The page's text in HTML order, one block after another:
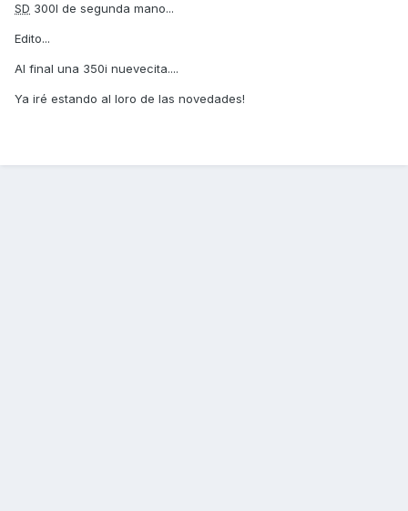
SD 300I de segunda mano...
Edito...
Al final una 350i nuevecita....
Ya iré estando al loro de las novedades!